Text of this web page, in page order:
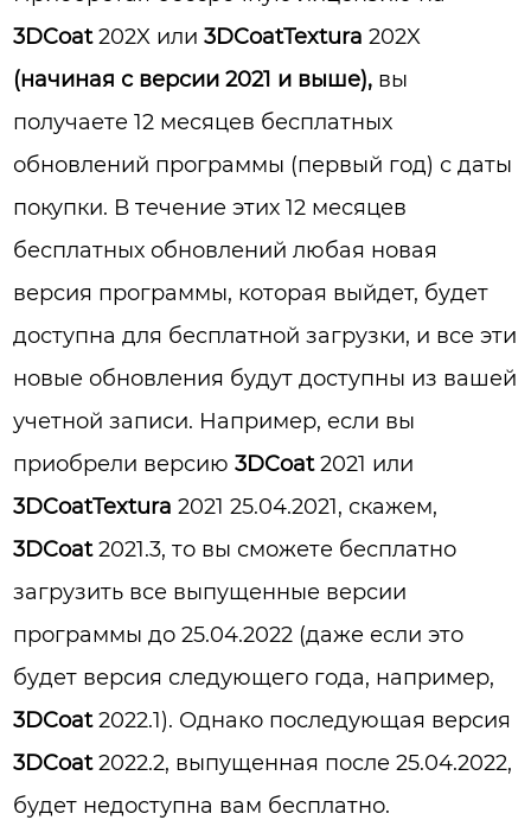
3DCoat202X или3DCoatTextura 202X
(начиная с версии 2021 и выше), вы
получаете 12 месяцев бесплатных
обновлений программы (первый год) с даты
покупки. В течение этих 12 месяцев
бесплатных обновлений любая новая
версия программы, которая выйдет, будет
доступна для бесплатной загрузки, и все эти
новые обновления будут доступны из вашей
учетной записи. Например, если вы
приобрели версию3DCoat2021 или
3DCoatTextura 2021 25.04.2021, скажем,
3DCoat2021.3, то вы сможете бесплатно
загрузить все выпущенные версии
программы до 25.04.2022 (даже если это
будет версия следующего года, например,
3DCoat2022.1). Однако последующая версия
3DCoat2022.2, выпущенная после 25.04.2022,
будет недоступна вам бесплатно.